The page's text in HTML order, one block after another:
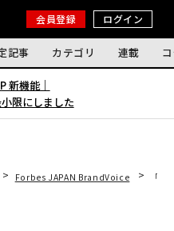
会員登録 ログイン
記事 カテゴリ 連載
新機能｜
限にしました
Forbes JAPAN BrandVoice 「